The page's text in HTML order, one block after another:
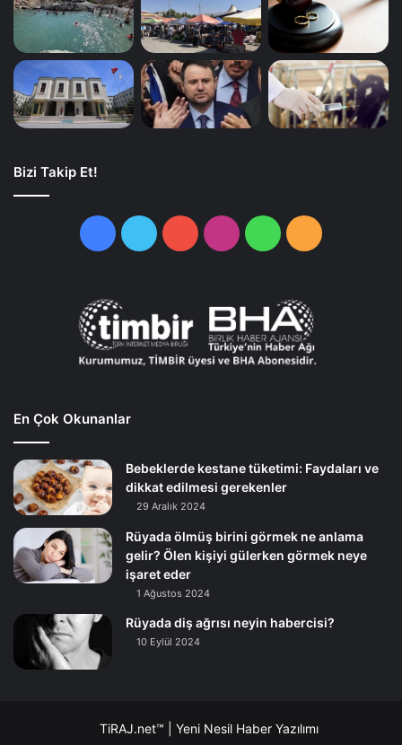
Bizi Takip Et!
FacebookTwitterYouTubeInstagramWhatsApp
RSS
En Çok Okunanlar
Bebeklerde kestane tüketimi: Faydaları ve
dikkat edilmesi gerekenler
29 Aralık 2024
Rüyada ölmüş birini görmek ne anlama
gelir? Ölen kişiyi gülerken görmek neye
işaret eder
1 Ağustos 2024
Rüyada diş ağrısı neyin habercisi?
10 Eylül 2024
TiRAJ.net™ | Yeni Nesil Haber Yazılımı